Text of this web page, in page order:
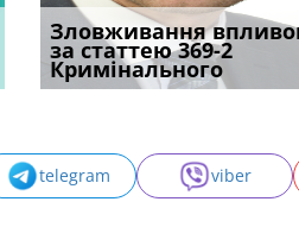
Суд оштрафував
командира військової
частини за ігн
Зловживання
за статтею 369-2
Кримінального
Скорочення під
воєнного стану: як
робото
telegram viber